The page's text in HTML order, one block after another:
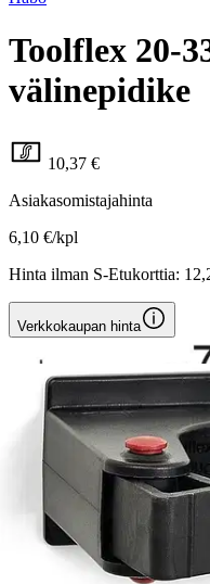
Toolflex 20-
välinepidike
10,37 €
Asiakasomistajahinta
6,10 €/kpl
Hinta ilman S-Etukorttia:
Verkkokaupan hinta
Nouto myymälästä
Ilmainen
Siirry valitsemaan myymälä
Ilmainen
Postin
palvelupisteeseen!